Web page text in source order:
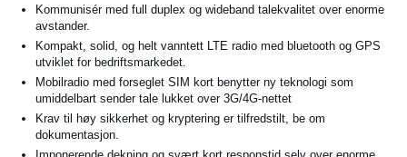
Kommunisér med full duplex og wideband talekvalitet over enorme
avstander.
Kompakt, solid, og helt vanntett LTE radio med bluetooth og GPS
utviklet for bedriftsmarkedet.
Mobilradio med forseglet SIM kort benytter ny teknologi som
umiddelbart sender tale lukket over 3G/4G-nettet
Krav til høy sikkerhet og kryptering er tilfredstilt, be om
dokumentasjon.